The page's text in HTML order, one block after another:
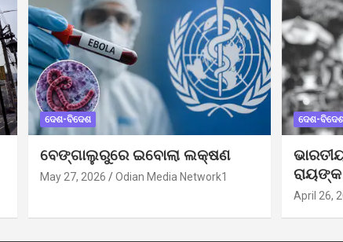
ଦେଶ-ବିଦେଶ
ବେଙ୍ଗାଲୁରୁରେ ଇବୋଲା ଲକ୍ଷଣ
May 27, 2026 Odian Media Network1
ଦେଶ-
April 26,